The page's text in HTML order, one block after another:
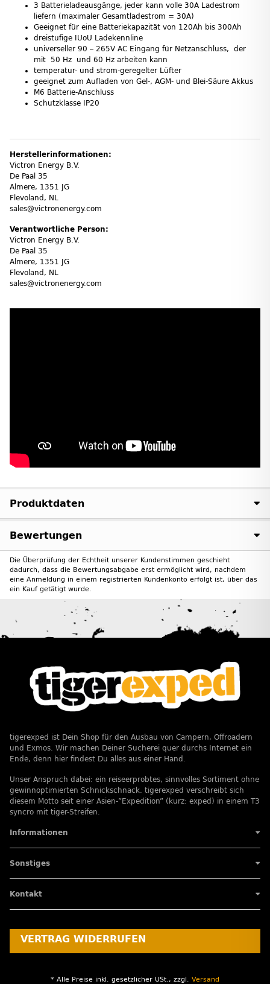
3 Batterieladeausgänge, jeder kann volle 30A Ladestrom
liefern (maximaler Gesamtladestrom = 30A)
Geeignet für eine Batteriekapazität von 120Ah bis 300Ah
dreistufige IUoU Ladekennline
universeller 90 – 265V AC Eingang für Netzanschluss, der
mit 50 Hz und 60 Hz arbeiten kann
temperatur- und strom-geregelter Lüfter
geeignet zum Aufladen von Gel-, AGM- und Blei-Säure Akkus
M6 Batterie-Anschluss
Schutzklasse IP20
Herstellerinformationen:
Victron Energy B.V.
De Paal 35
Almere, 1351 JG
Flevoland, NL
sales@victronenergy.com
Verantwortliche Person:
Victron Energy B.V.
De Paal 35
Almere, 1351 JG
Flevoland, NL
sales@victronenergy.com
Produktdaten
Bewertungen
Die Überprüfung der Echtheit unserer Kundenstimmen geschieht
dadurch, dass die Bewertungsabgabe erst ermöglicht wird, nachdem
eine Anmeldung in einem registrierten Kundenkonto erfolgt ist, über das
ein Kauf getätigt wurde.
tigerexped ist Dein Shop für den Ausbau von Campern, Offroadern
und Exmos. Wir machen Deiner Sucherei quer durchs Internet ein
Ende, denn hier findest Du alles aus einer Hand.
Unser Anspruch dabei: ein reiseerprobtes, sinnvolles Sortiment ohne
gewinnoptimierten Schnickschnack. tigerexped verschreibt sich
diesem Motto seit einer Asien-”Expedition” (kurz: exped) in einem T3
syncro mit tiger-Streifen.
Informationen
Sonstiges
Kontakt
VERTRAG WIDERRUFEN
* Alle Preise inkl. gesetzlicher USt., zzgl. Versand